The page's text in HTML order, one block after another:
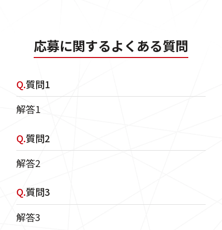
応募に関するよくある質問
Q.質問1
解答1
Q.質問2
解答2
Q.質問3
解答3